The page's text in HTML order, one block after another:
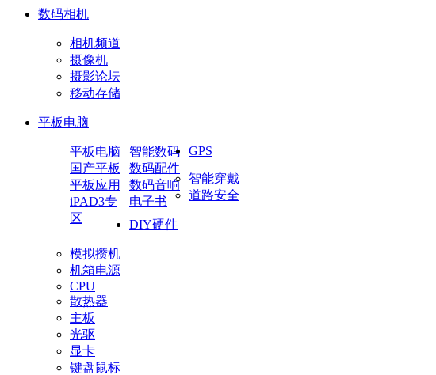
数码相机
相机频道
摄像机
摄影论坛
移动存储
平板电脑
平板电脑
智能数码
国产平板
数码配件
平板应用
数码音响
iPAD3专
区
电子书
GPS
智能穿戴
道路安全
DIY硬件
模拟攒机
机箱电源
CPU
散热器
主板
光驱
显卡
键盘鼠标